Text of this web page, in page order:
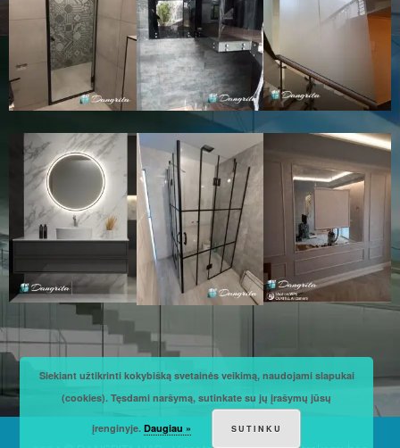
Siekiant užtikrinti kokybišką svetainės veikimą, naudojami slapukai
(cookies). Tęsdami naršymą, sutinkate su jų įrašymų jūsų
įrenginyje.Daugiau » SUTINKU